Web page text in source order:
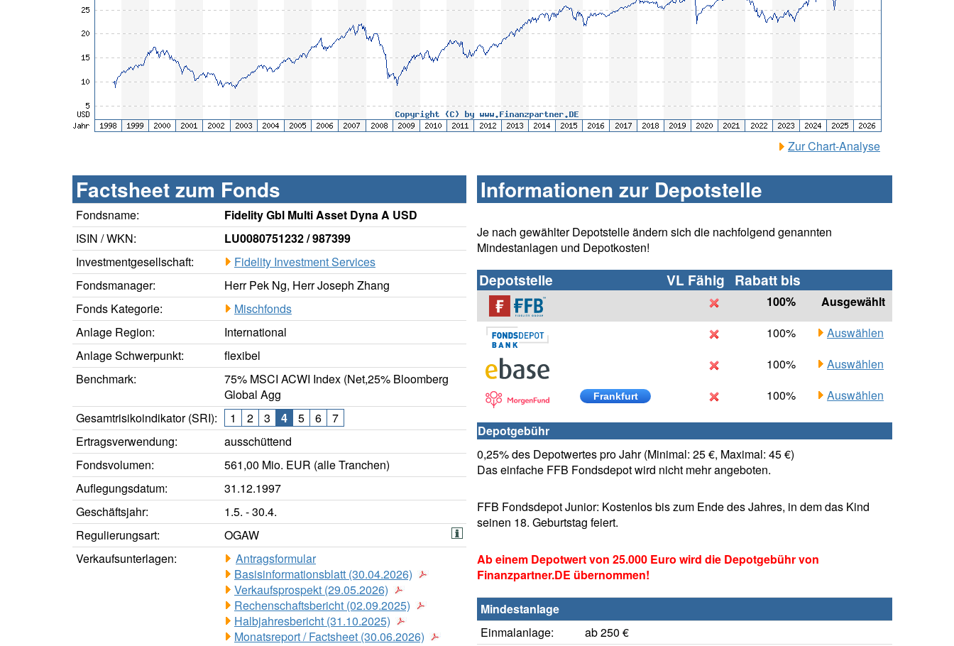
Zur Chart-Analyse
Factsheet zum Fonds
Fondsname:
Fidelity Gbl Multi Asset Dyna A USD
ISIN / WKN:
LU0080751232 / 987399
Investmentgesellschaft:
Fidelity Investment Services
Fondsmanager:
Herr Pek Ng, Herr Joseph Zhang
Fonds Kategorie:
Mischfonds
Anlage Region:
International
Anlage Schwerpunkt:
flexibel
Benchmark:
75% MSCI ACWI Index (Net,25% Bloomberg
Global Agg
Gesamtrisikoindikator (SRI):
1 2 3 4 5 6
7
Ertragsverwendung:
ausschüttend
Fondsvolumen:
561,00 Mio. EUR (alle Tranchen)
Auflegungsdatum:
31.12.1997
Geschäftsjahr:
1.5. - 30.4.
Regulierungsart:
OGAW
Verkaufsunterlagen:
Antragsformular
Basisinformationsblatt (30.04.2026)
Verkaufsprospekt (29.05.2026)
Rechenschaftsbericht (02.09.2025)
Halbjahresbericht (31.10.2025)
Monatsreport / Factsheet (30.06.2026)
Informationen zur Depotstelle
Je nach gewählter Depotstelle ändern sich die nachfolgend genannten
Mindestanlagen und Depotkosten!
Depotstelle VL Fähig Rabatt bis
100%
Ausgewählt
100%
Auswählen
100%
Auswählen
Frankfurt 100% Auswählen
Depotgebühr
0,25% des Depotwertes pro Jahr (Minimal: 25 €, Maximal: 45 €)
Das einfache FFB Fondsdepot wird nicht mehr angeboten.
FFB Fondsdepot Junior: Kostenlos bis zum Ende des Jahres, in dem das Kind
seinen 18. Geburtstag feiert.
Ab einem Depotwert von 25.000 Euro wird die Depotgebühr von
Finanzpartner.DE übernommen!
Mindestanlage
Einmalanlage:
ab 250 €